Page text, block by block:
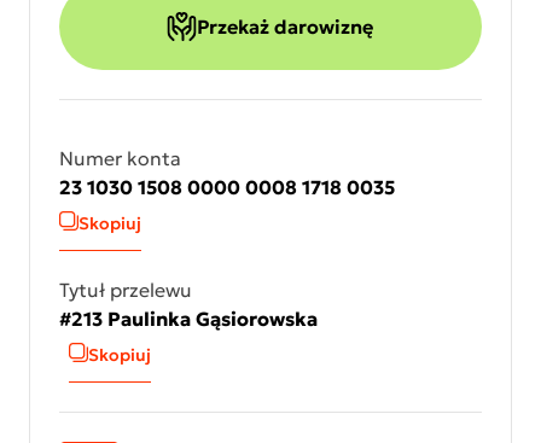
Przekaż darowiznę
Numer konta
23 1030 1508 0000 0008 1718 0035
Skopiuj
Tytuł przelewu
#213 Paulinka Gąsiorowska
Skopiuj